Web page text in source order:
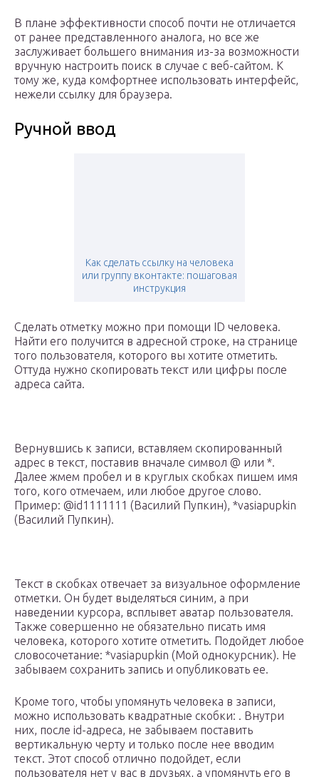
В плане эффективности способ почти не отличается
от ранее представленного аналога, но все же
заслуживает большего внимания из-за возможности
вручную настроить поиск в случае с веб-сайтом. К
тому же, куда комфортнее использовать интерфейс,
нежели ссылку для браузера.
Ручной ввод
Как сделать ссылку на человека
или группу вконтакте: пошаговая
инструкция
Сделать отметку можно при помощи ID человека.
Найти его получится в адресной строке, на странице
того пользователя, которого вы хотите отметить.
Оттуда нужно скопировать текст или цифры после
адреса сайта.
Вернувшись к записи, вставляем скопированный
адрес в текст, поставив вначале символ @ или *.
Далее жмем пробел и в круглых скобках пишем имя
того, кого отмечаем, или любое другое слово.
Пример: @id1111111 (Василий Пупкин), *vasiapupkin
(Василий Пупкин).
Текст в скобках отвечает за визуальное оформление
отметки. Он будет выделяться синим, а при
наведении курсора, всплывет аватар пользователя.
Также совершенно не обязательно писать имя
человека, которого хотите отметить. Подойдет любое
словосочетание: *vasiapupkin (Мой однокурсник). Не
забываем сохранить запись и опубликовать ее.
Кроме того, чтобы упомянуть человека в записи,
можно использовать квадратные скобки: . Внутри
них, после id-адреса, не забываем поставить
вертикальную черту и только после нее вводим
текст. Этот способ отлично подойдет, если
пользователя нет у вас в друзьях, а упомянуть его в